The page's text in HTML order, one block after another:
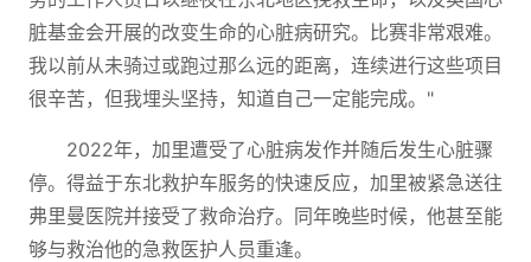
脏基金会开展的改变生命的心脏病研究。比赛非常艰难。
我以前从未骑过或跑过那么远的距离，连续进行这些项目
很辛苦，但我埋头坚持，知道自己一定能完成。"
2022年，加里遭受了心脏病发作并随后发生心脏骤
停。得益于东北救护车服务的快速反应，加里被紧急送往
弗里曼医院并接受了救命治疗。同年晚些时候，他甚至能
够与救治他的急救医护人员重逢。